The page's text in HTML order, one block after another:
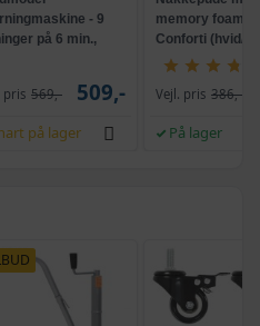
- 9
på 6 min.,
pris 569,- 509,-
på lager
memory foam -
Conforti (hvid/
Vejl. pris 386,-
På lager